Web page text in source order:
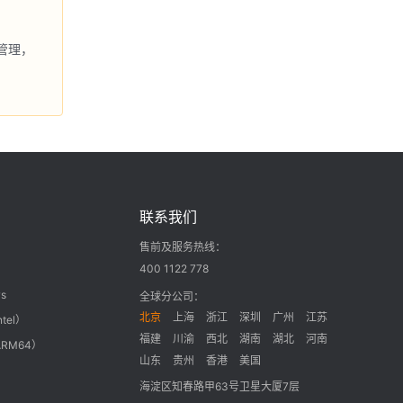
，
）
）
联系我们
售前及服务热线：
400 1122 778
全球分公司：
北京
上海 浙江 深圳 广州
江苏
福建
川渝 西北 湖南 湖北
河南
山东
贵州 香港
美国
海淀区知春路甲63号卫星大厦7层